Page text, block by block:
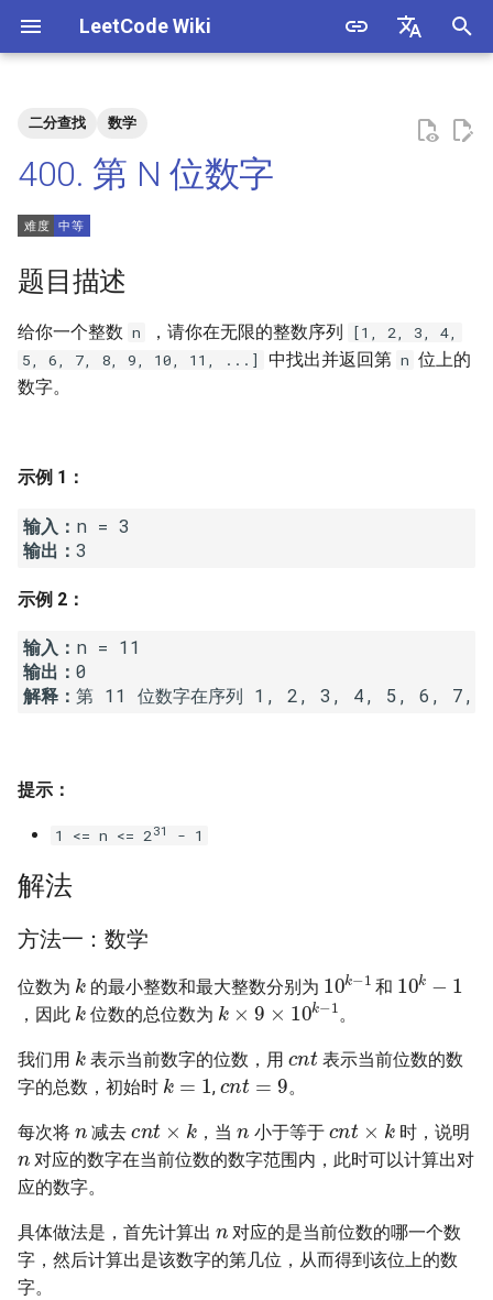
LeetCode Wiki
始
化
搜
擎
7. 重建二叉树
10.1. 斐波那契数列
10.2. 青蛙跳台阶问题
12. 矩阵中的路径
13. 机器人的运动范围
14.2. 剪绳子 II
16. 数值的整数次方
18. 删除链表的节点
19. 正则表达式匹配
20. 表示数值的字符串
21. 调整数组顺序使奇数位于
偶数前面
22. 链表中倒数第 k 个节点
数
4. 只出现一次的数字
5. 单词长度的最大乘积
8. 和大于等于 target 的最短子
9. 乘积小于 K 的子数组
10. 和为 k 的子数组
12. 左右两边子数组的和相等
14. 字符串中的变位词
15. 字符串中的所有变位词
16. 不含重复字符的最长子字
17. 含有所有字符的最短字符
18. 有效的回文
19. 最多删除一个字符得到回
文
1.5. 一次编辑
1.7. 旋转矩阵
1.8. 零矩阵
2.1. 移除重复节点
2.2. 返回倒数第 k 个节点
2.4. 分割链表
2.6. 回文链表
2.8. 环路检测
3.1. 三合一
3.2. 栈的最小值
3.3. 堆盘子
3.4. 化栈为队
3.5. 栈排序
二分查找 数学
400. 第 N 位数字
题目描述
给你一个整数 n ，请你在无限的整数序列
[1, 2, 3, 4,
5, 6, 7, 8, 9, 10, 11, ...]
中找出并返回第 n 位上的
数字。
示例 1：
输入：
输出：
示例 2：
输入：
输出：
解释： 第 11 位数字在序列 1, 2, 3, 4, 5, 6,
提示：
1 <= n <= 231 - 1
解法
方法一：数学
位数为 的最小整数和最大整数分别为 10k−1
和 10 −1
，因此
k
位数的总位数为 k×9×10k−1。
我们用 表示当前数字的位数，用
表示当前位数的数
字的总数，初始时
k=1
,
cnt =9
。
每次将 减去 ，当 小于等于 时，说明
n
对应的数字在当前位数的数字范围内，此时可以计算出对
应的数字。
具体做法是，首先计算出
对应的是当前位数的哪一个数
字，然后计算出是该数字的第几位，从而得到该位上的数
字。